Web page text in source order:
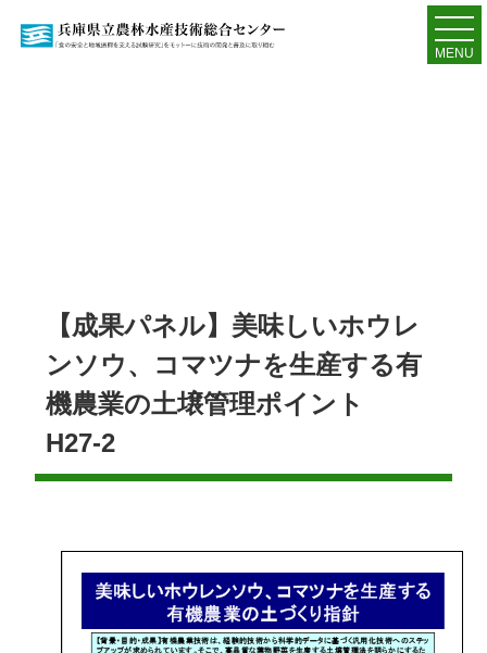
MENU
【成果パネル】美味しいホウレ
ンソウ、コマツナを生産する有
機農業の土壌管理ポイント
H27-2